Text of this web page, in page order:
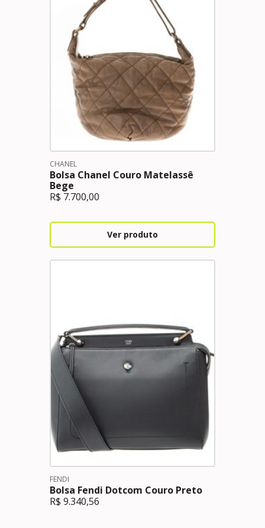
CHANEL
Bolsa Chanel Couro Matelassê
Bege
R$ 7.700,00
Ver produto
FENDI
Bolsa Fendi Dotcom Couro Preto
R$ 9.340,56